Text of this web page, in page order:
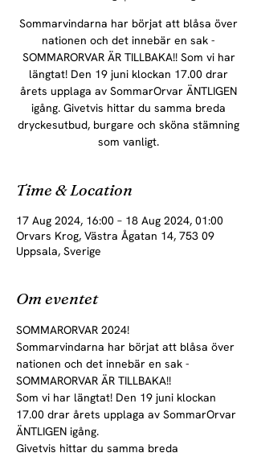
Sommarvindarna har börjat att blåsa över
nationen och det innebär en sak -
SOMMARORVAR ÄR TILLBAKA!! Som vi har
längtat! Den 19 juni klockan 17.00 drar
årets upplaga av SommarOrvar ÄNTLIGEN
igång. Givetvis hittar du samma breda
dryckesutbud, burgare och sköna stämning
som vanligt.
Time & Location
17 Aug 2024, 16:00 – 18 Aug 2024, 01:00
Orvars Krog, Västra Ågatan 14, 753 09
Uppsala, Sverige
Om eventet
SOMMARORVAR 2024!
Sommarvindarna har börjat att blåsa över
nationen och det innebär en sak -
SOMMARORVAR ÄR TILLBAKA!!
Som vi har längtat! Den 19 juni klockan
17.00 drar årets upplaga av SommarOrvar
ÄNTLIGEN igång.
Givetvis hittar du samma breda